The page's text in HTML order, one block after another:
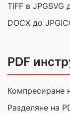
TIFF в JPGSVG
DOCX до JPG
PDF
Компресиране
Разделяне на